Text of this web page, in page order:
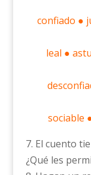
confiado ●
leal ●
sociable
7. El cuento
¿Qué les